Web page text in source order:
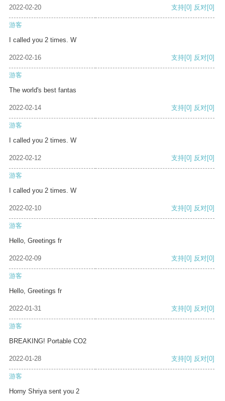
2022-02-20 支持[0] 反对[0]
游客
I called you 2 times. W
2022-02-16 支持[0] 反对[0]
游客
The world's best fantas
2022-02-14 支持[0] 反对[0]
游客
I called you 2 times. W
2022-02-12 支持[0] 反对[0]
游客
I called you 2 times. W
2022-02-10 支持[0] 反对[0]
游客
Hello, Greetings fr
2022-02-09 支持[0] 反对[0]
游客
Hello, Greetings fr
2022-01-31 支持[0] 反对[0]
游客
BREAKING! Portable CO2
2022-01-28 支持[0] 反对[0]
游客
Horny Shriya sent you 2